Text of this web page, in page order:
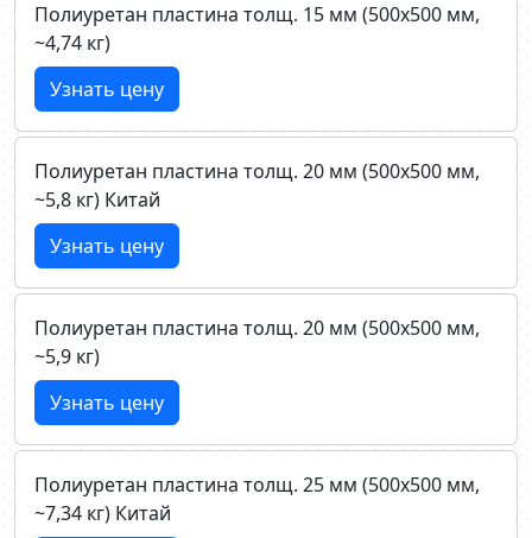
Полиуретан пластина толщ. 15 мм (500х500 мм,
~4,74 кг)
Узнать цену
Полиуретан пластина толщ. 20 мм (500х500 мм,
~5,8 кг) Китай
Узнать цену
Полиуретан пластина толщ. 20 мм (500х500 мм,
~5,9 кг)
Узнать цену
Полиуретан пластина толщ. 25 мм (500х500 мм,
~7,34 кг) Китай